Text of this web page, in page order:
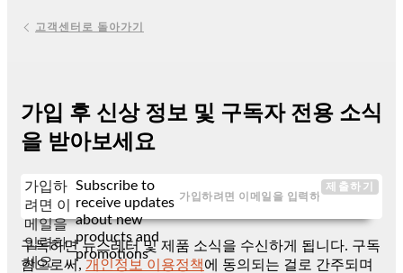
고객센터로 돌아가기
가입 후 신상 정보 및 구독자 전용 소식
을 받아보세요
가입하
려면 이
메일을
입력하
세요
Subscribe to
receive updates
about new
products and
promotions
제출하기
구독하면 뉴스레터 및 제품 소식을 수신하게 됩니다. 구독
함으로써, 개인정보 이용정책에 동의되는 걸로 간주되며